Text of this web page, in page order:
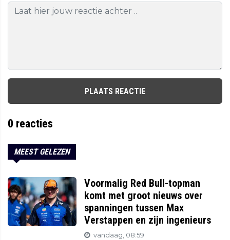
PLAATS REACTIE
0 reacties
MEEST GELEZEN
Voormalig Red Bull-topman
komt met groot nieuws over
spanningen tussen Max
Verstappen en zijn ingenieurs
vandaag, 08:59